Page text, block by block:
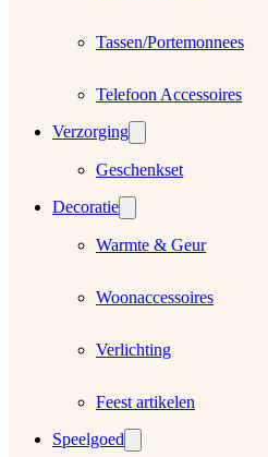
Tassen/Portemonnees
Telefoon Accessoires
Verzorging
Geschenkset
Decoratie
Warmte & Geur
Woonaccessoires
Verlichting
Feest artikelen
Speelgoed